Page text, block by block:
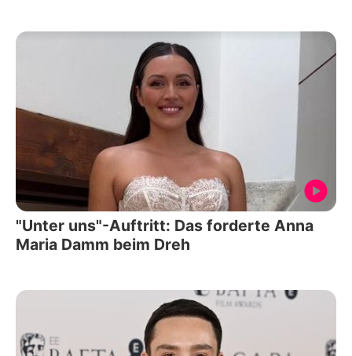
"Unter uns"-Auftritt: Das forderte Anna
Maria Damm beim Dreh